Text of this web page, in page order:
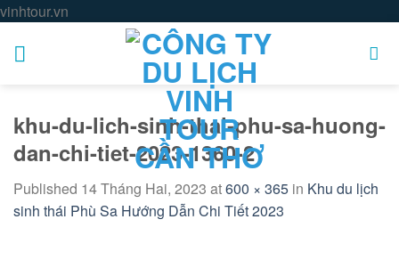
vinhtour.vn
khu-du-lich-sinh-thai-phu-sa-huong-
dan-chi-tiet-2023-1360-2
Published 14 Tháng Hai, 2023 at600 × 365 in Khu du lịch
sinh thái Phù Sa Hướng Dẫn Chi Tiết 2023